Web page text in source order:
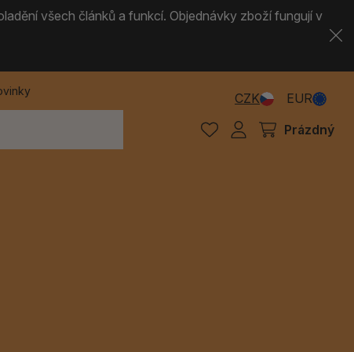
všech článků a funkcí. Objednávky zboží fungují v
CZK
EUR
Prázdný